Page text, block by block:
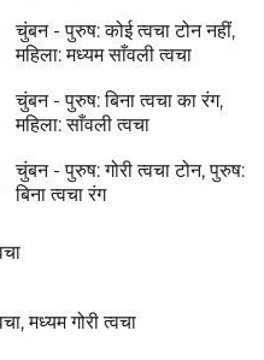
चुंबन - पुरुष: कोई त्वचा टोन नहीं,
महिला: मध्यम साँवली त्वचा
चुंबन - पुरुष: बिना त्वचा का रंग,
महिला: साँवली त्वचा
चुंबन - पुरुष: गोरी त्वचा टोन, पुरुष:
बिना त्वचा रंग
मध्यम गोरी त्वचा